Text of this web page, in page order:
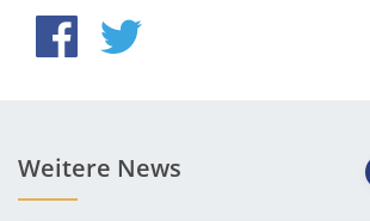
Weitere News